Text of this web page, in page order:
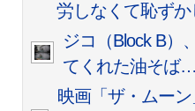
労しなくて恥ずか
ジコ（Block B）
てくれた油そば
映画「ザ・ムー